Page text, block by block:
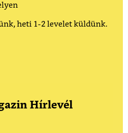
heti 1-2 levelet küldünk.
Hírlevél